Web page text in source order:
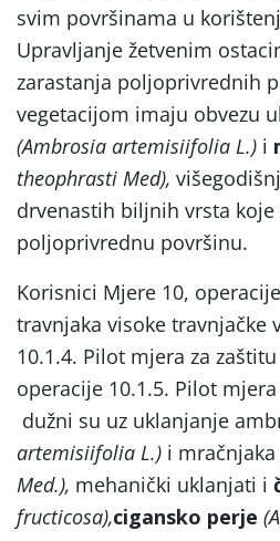
svim površinama u
Upravljanje žetvenim
zarastanja poljoprivrednih
vegetacijom imaju obvezu
(Ambrosia artemisiifolia L.) i
theophrasti Med),
drvenastih biljnih vrsta koje
poljoprivrednu površinu.
Korisnici Mjere 10,
travnjaka visoke travnjačke
10.1.4. Pilot mjera za
operacije 10.1.5. Pilot
dužni su uz uklanjanje
artemisiifolia L.) i mračnjaka
Med.), mehanički uklanjati i
fructicosa),cigansko perje